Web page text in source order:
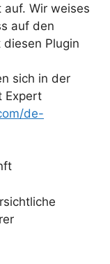
auf. Wir weises
auf den
Plugin
sich in der
Expert
de-